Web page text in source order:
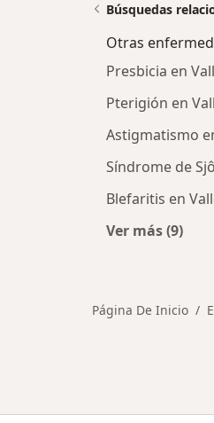
Búsquedas
Otras
Presbicia en
Pterigión en
Astigmatismo
Síndrome de
Blefaritis en
Ver más (9)
Página De Inicio